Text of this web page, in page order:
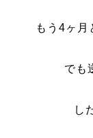
もう4ヶ月
でも
し